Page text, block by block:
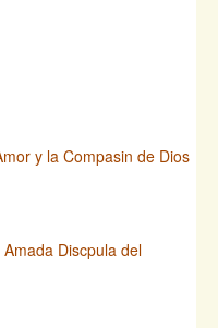
y la Compasin de Dios
Amada Discpula del